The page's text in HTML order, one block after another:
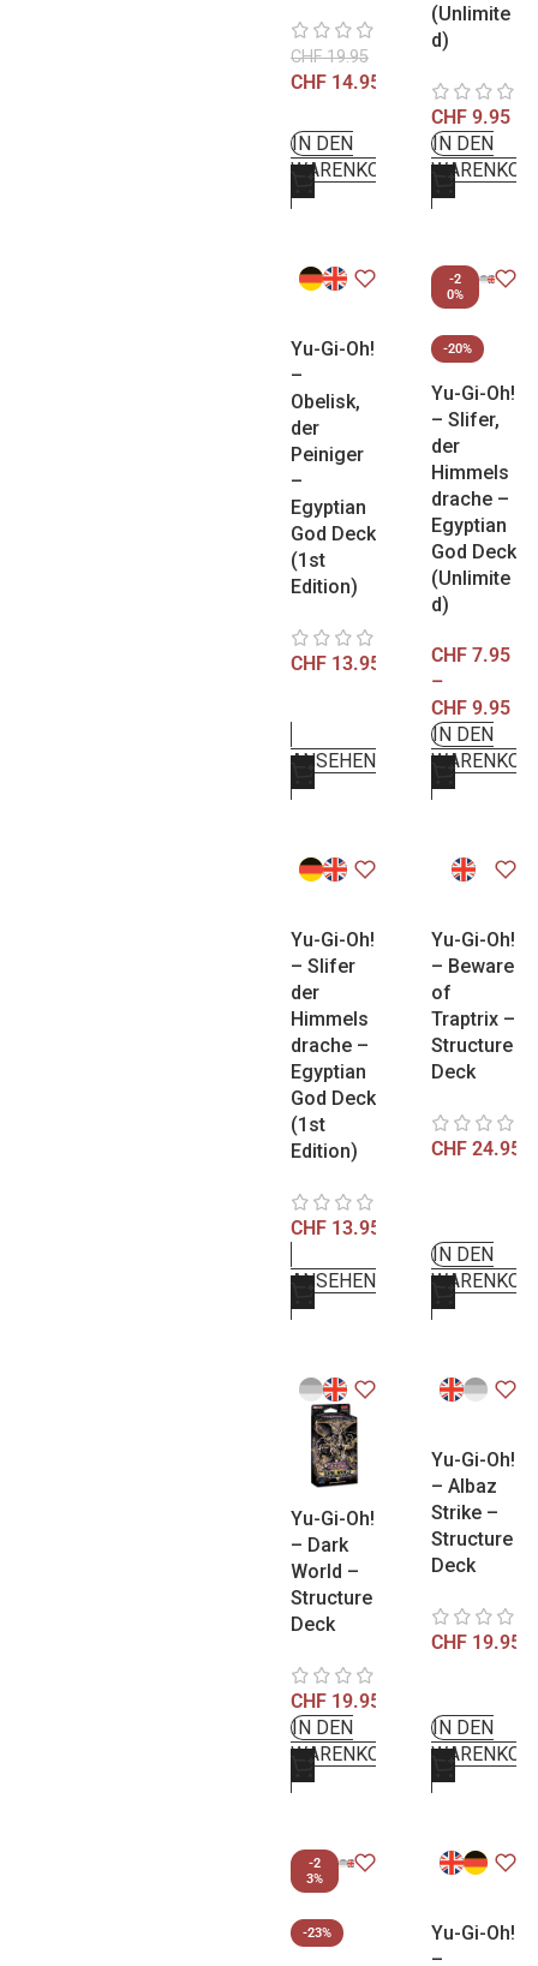
CHF19.95
CHF 14.95
IN DEN
WARENKORB
(Unlimite
d)
CHF 9.95
IN DEN
Yu-Gi-Oh!
–
Obelisk,
der
Peiniger
–
Egyptian
God Deck
(1st
Edition)
CHF 13.95
ANSEHEN
-2
0%
-20%
Yu-Gi-Oh!
– Slifer,
der
Himmels
drache –
Egyptian
God Deck
(Unlimite
d)
CHF 7.95
–
CHF 9.95
IN DEN
Yu-Gi-Oh!
– Slifer
der
Himmels
drache –
Egyptian
God Deck
(1st
Edition)
CHF 13.95
ANSEHEN
Yu-Gi-Oh!
– Beware
of
Traptrix –
Structure
Deck
CHF 24.95
IN DEN
Yu-Gi-Oh!
– Dark
World –
Structure
Deck
CHF 19.95
IN DEN
WARENKORB
Yu-Gi-Oh!
– Albaz
Strike –
Structure
Deck
CHF 19.95
IN DEN
-2
3%
-23%
Yu-Gi-Oh!
–